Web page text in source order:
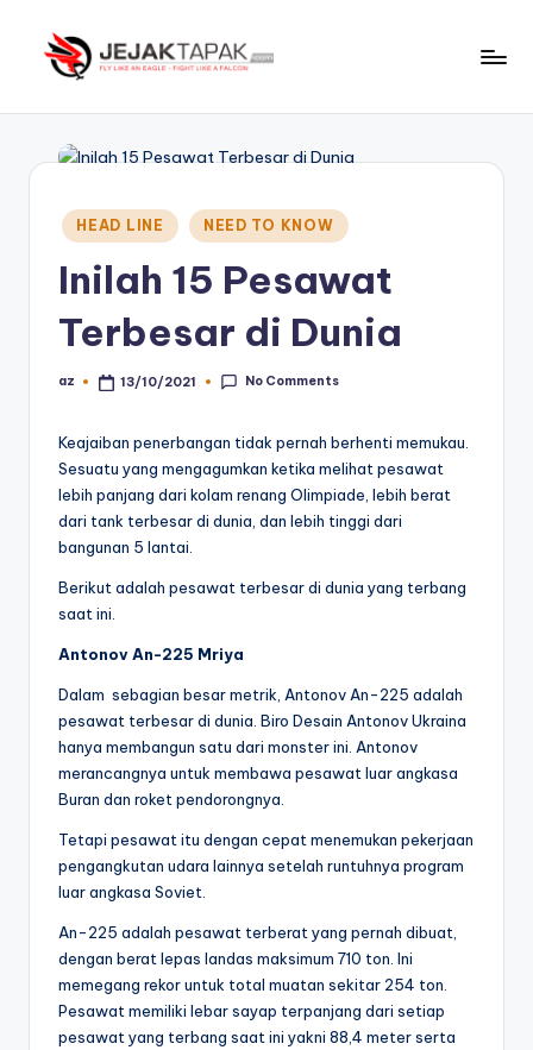
An
Fight
Like
Falcon
Posted
in
HEAD LINE NEED TO KNOW
Inilah 15 Pesawat
Terbesar di Dunia
Posted
az 13/10/2021 No Comments
Keajaiban penerbangan tidak pernah berhenti memukau.
Sesuatu yang mengagumkan ketika melihat pesawat
lebih panjang dari kolam renang Olimpiade, lebih berat
dari tank terbesar di dunia, dan lebih tinggi dari
bangunan 5 lantai.
Berikut adalah pesawat terbesar di dunia yang terbang
saat ini.
Antonov An-225 Mriya
Dalam sebagian besar metrik, Antonov An-225 adalah
pesawat terbesar di dunia. Biro Desain Antonov Ukraina
hanya membangun satu dari monster ini. Antonov
merancangnya untuk membawa pesawat luar angkasa
Buran dan roket pendorongnya.
Tetapi pesawat itu dengan cepat menemukan pekerjaan
pengangkutan udara lainnya setelah runtuhnya program
luar angkasa Soviet.
An-225 adalah pesawat terberat yang pernah dibuat,
dengan berat lepas landas maksimum 710 ton. Ini
memegang rekor untuk total muatan sekitar 254 ton.
Pesawat memiliki lebar sayap terpanjang dari setiap
pesawat yang terbang saat ini yakni 88,4 meter serta